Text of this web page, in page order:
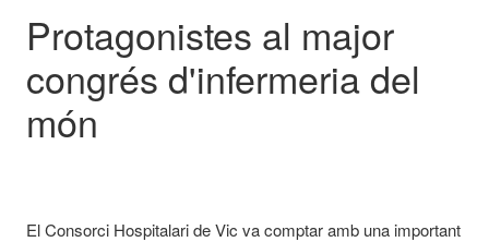
Protagonistes al major
congrés d'infermeria del
món
El Consorci Hospitalari de Vic va comptar amb una important